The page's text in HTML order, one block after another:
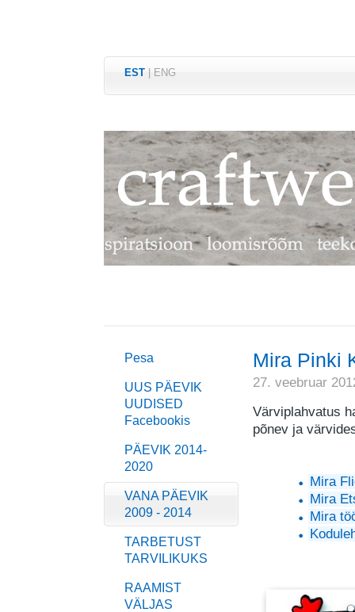
EST ENG
Pesa
UUS PÄEVIK
UUDISED
Facebookis
PÄEVIK 2014-
2020
VANA PÄEVIK
2009 - 2014
TARBETUST
TARVILIKUKS
RAAMIST
VÄLJAS
Mira Pinki
27. veebruar
Värviplahvatus
põnev ja
Mira
Mira
Mira